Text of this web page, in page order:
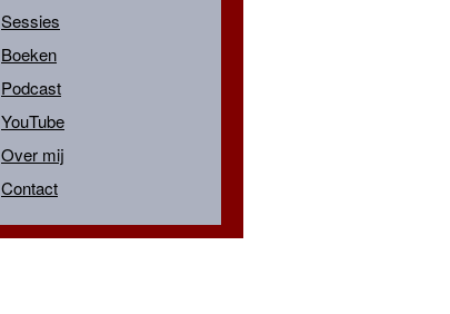
Sessies
Boeken
Podcast
YouTube
Over mij
Contact